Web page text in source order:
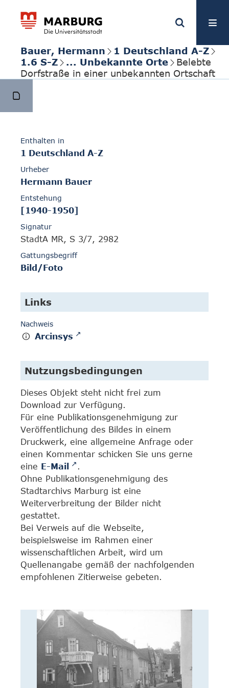
Bauer, Hermann
1 Deutschland A-Z
1.6 S-Z
... Unbekannte Orte
Belebte
Dorfstraße in einer unbekannten Ortschaft
Enthalten in
1 Deutschland A-Z
Urheber
Hermann Bauer
Entstehung
[1940-1950]
Signatur
StadtA MR, S 3/7, 2982
Gattungsbegriff
Bild/Foto
Links
Nachweis
Arcinsys
Nutzungsbedingungen
Dieses Objekt steht nicht frei zum
Download zur Verfügung.
Für eine Publikationsgenehmigung zur
Veröffentlichung des Bildes in einem
Druckwerk, eine allgemeine Anfrage oder
einen Kommentar schicken Sie uns gerne
eine E-Mail
.
Ohne Publikationsgenehmigung des
Stadtarchivs Marburg ist eine
Weiterverbreitung der Bilder nicht
gestattet.
Bei Verweis auf die Webseite,
beispielsweise im Rahmen einer
wissenschaftlichen Arbeit, wird um
Quellenangabe gemäß der nachfolgenden
empfohlenen Zitierweise gebeten.